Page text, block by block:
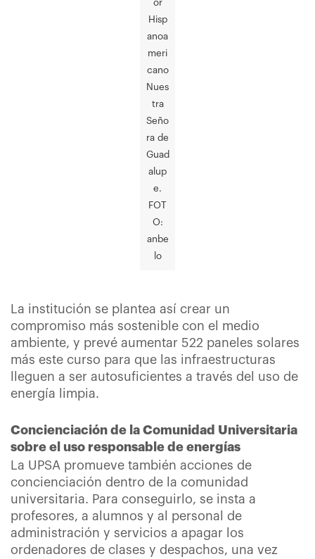
or
Hisp
anoa
meri
cano
Nues
tra
Seño
ra de
Guad
alup
e.
FOT
O:
anbe
lo
La institución se plantea así crear un
compromiso más sostenible con el medio
ambiente, y prevé aumentar 522 paneles solares
más este curso para que las infraestructuras
lleguen a ser autosuficientes a través del uso de
energía limpia.
Concienciación de la Comunidad Universitaria
sobre el uso responsable de energías
La UPSA promueve también acciones de
concienciación dentro de la comunidad
universitaria. Para conseguirlo, se insta a
profesores, a alumnos y al personal de
administración y servicios a apagar los
ordenadores de clases y despachos, una vez